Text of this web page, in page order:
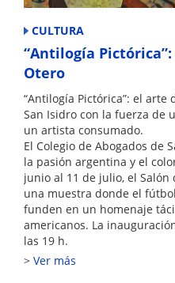
CULTURA
“Antilogía
Otero
“Antilogía Pictórica”: el arte
San Isidro con la fuerza de
un artista consumado.
El Colegio de Abogados de
la pasión argentina y el
junio al 11 de julio, el Salón
una muestra donde el
funden en un homenaje
americanos. La
las 19 h.
Ver más